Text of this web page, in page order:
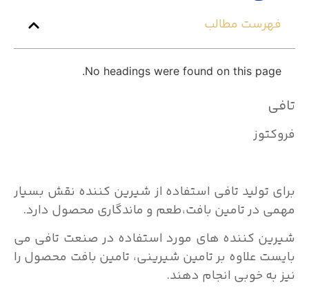
فهرست مطالب
No headings were found on this page.
تافی
فروکتوز
برای تولید تافی استفاده از شیرین کننده نقش بسیار
مهمی در تامین بافت،طعم و ماندگاری محصول دارد.
شیرین کننده های مورد استفاده در صنعت تافی می
بایست علاوه بر تامین شیرینی، تامین بافت محصول را
نیز به خوبی انجام دهند.